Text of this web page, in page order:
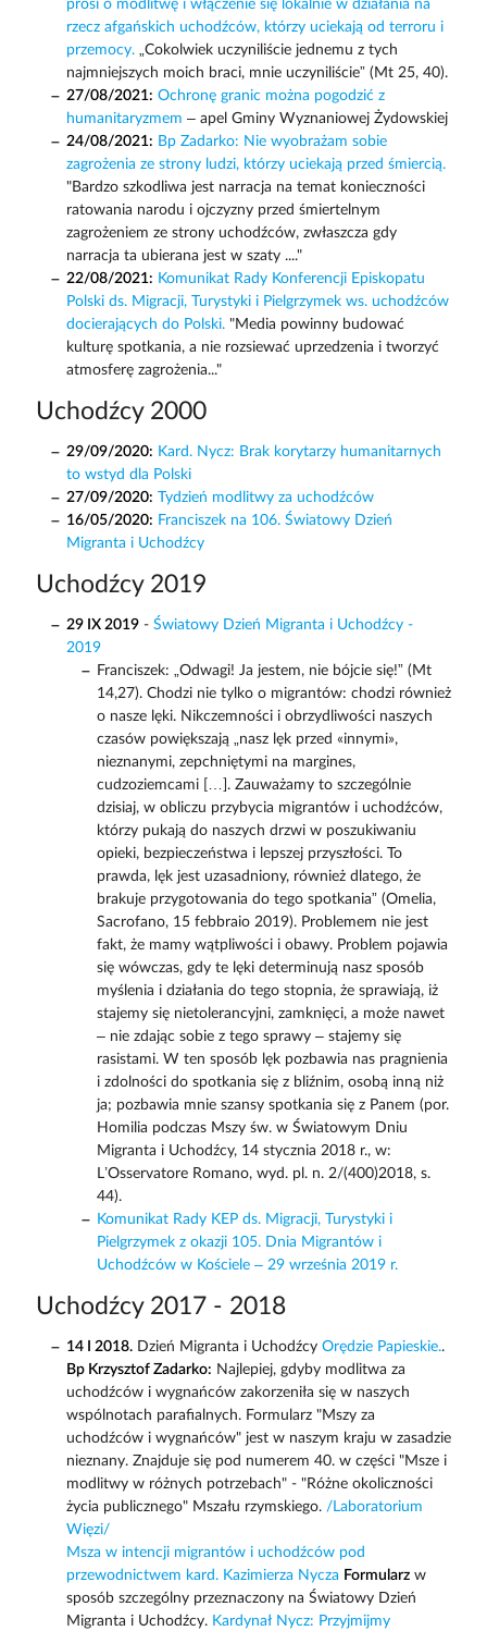
prosi o modlitwę i włączenie się lokalnie w działania na
rzecz afgańskich uchodźców, którzy uciekają od terroru i
przemocy.„Cokolwiek uczyniliście jednemu z tych
najmniejszych moich braci, mnie uczyniliście” (Mt 25, 40).
27/08/2021: Ochronę granic można pogodzić z
humanitaryzmem – apel Gminy Wyznaniowej Żydowskiej
24/08/2021: Bp Zadarko: Nie wyobrażam sobie
zagrożenia ze strony ludzi, którzy uciekają przed śmiercią.
"Bardzo szkodliwa jest narracja na temat konieczności
ratowania narodu i ojczyzny przed śmiertelnym
zagrożeniem ze strony uchodźców, zwłaszcza gdy
narracja ta ubierana jest w szaty ...."
22/08/2021: Komunikat Rady Konferencji Episkopatu
Polski ds. Migracji, Turystyki i Pielgrzymek ws. uchodźców
docierających do Polski."Media powinny budować
kulturę spotkania, a nie rozsiewać uprzedzenia i tworzyć
atmosferę zagrożenia..."
Uchodźcy 2000
29/09/2020: Kard. Nycz: Brak korytarzy humanitarnych
to wstyd dla Polski
27/09/2020: Tydzień modlitwy za uchodźców
16/05/2020: Franciszek na 106. Światowy Dzień
Migranta i Uchodźcy
Uchodźcy 2019
29 IX 2019- Światowy Dzień Migranta i Uchodźcy -
2019
Franciszek: „Odwagi! Ja jestem, nie bójcie się!” (Mt
14,27). Chodzi nie tylko o migrantów: chodzi również
o nasze lęki. Nikczemności i obrzydliwości naszych
czasów powiększają „nasz lęk przed «innymi»,
nieznanymi, zepchniętymi na margines,
cudzoziemcami […]. Zauważamy to szczególnie
dzisiaj, w obliczu przybycia migrantów i uchodźców,
którzy pukają do naszych drzwi w poszukiwaniu
opieki, bezpieczeństwa i lepszej przyszłości. To
prawda, lęk jest uzasadniony, również dlatego, że
brakuje przygotowania do tego spotkania” (Omelia,
Sacrofano, 15 febbraio 2019). Problemem nie jest
fakt, że mamy wątpliwości i obawy. Problem pojawia
się wówczas, gdy te lęki determinują nasz sposób
myślenia i działania do tego stopnia, że sprawiają, iż
stajemy się nietolerancyjni, zamknięci, a może nawet
– nie zdając sobie z tego sprawy – stajemy się
rasistami. W ten sposób lęk pozbawia nas pragnienia
i zdolności do spotkania się z bliźnim, osobą inną niż
ja; pozbawia mnie szansy spotkania się z Panem (por.
Homilia podczas Mszy św. w Światowym Dniu
Migranta i Uchodźcy, 14 stycznia 2018 r., w:
L’Osservatore Romano, wyd. pl. n. 2/(400)2018, s.
44).
Komunikat Rady KEP ds. Migracji, Turystyki i
Pielgrzymek z okazji 105. Dnia Migrantów i
Uchodźców w Kościele – 29 września 2019 r.
Uchodźcy 2017 - 2018
14 I 2018.Dzień Migranta i Uchodźcy Orędzie Papieskie..
Bp Krzysztof Zadarko: Najlepiej, gdyby modlitwa za
uchodźców i wygnańców zakorzeniła się w naszych
wspólnotach parafialnych. Formularz "Mszy za
uchodźców i wygnańców" jest w naszym kraju w zasadzie
nieznany. Znajduje się pod numerem 40. w części "Msze i
modlitwy w różnych potrzebach" - "Różne okoliczności
życia publicznego" Mszału rzymskiego. /Laboratorium
Więzi/
Msza w intencji migrantów i uchodźców pod
przewodnictwem kard. Kazimierza Nycza Formularzw
sposób szczególny przeznaczony na Światowy Dzień
Migranta i Uchodźcy. Kardynał Nycz: Przyjmijmy